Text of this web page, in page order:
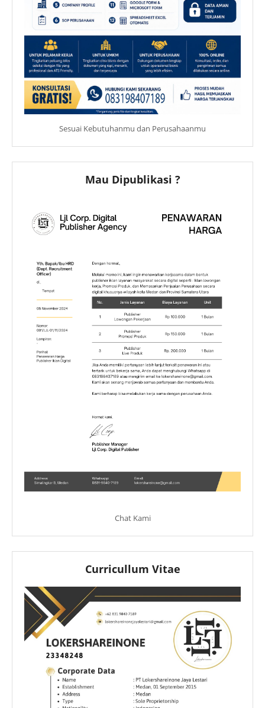
Sesuai Kebutuhanmu dan Perusahaanmu
Mau Dipublikasi ?
Chat Kami
Curricullum Vitae